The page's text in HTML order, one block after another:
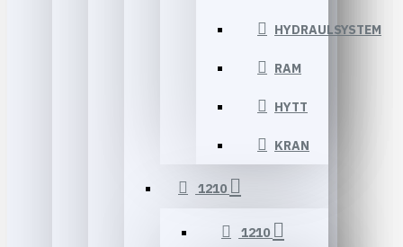
HYDRAULSYSTEM
RAM
HYTT
KRAN
1210
1210